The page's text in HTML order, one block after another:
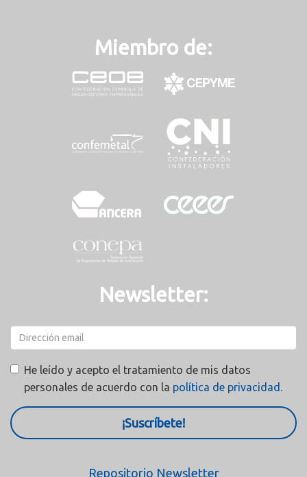
Miembro de:
Newsletter:
He leído y acepto el tratamiento de mis datos
personales de acuerdo con la política de privacidad.
¡Suscríbete!
Repositorio Newsletter